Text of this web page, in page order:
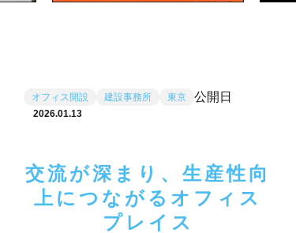
オフィス開設 建設事務所 東京 公開日
2026.01.13
交流が深まり、生産性向
上につながるオフィス
プレイス